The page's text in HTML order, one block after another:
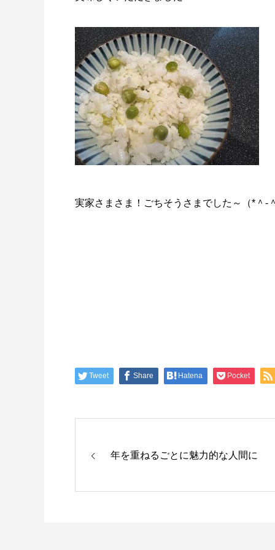
実家さまさま！ごちそうさまでした～（*＾-
Tweet Share Hatena Pocket
年を重ねるごとに魅力的な人間に